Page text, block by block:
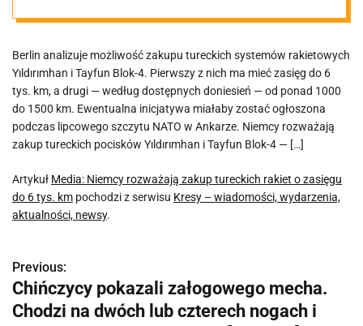
do 6 tys. km
Berlin analizuje możliwość zakupu tureckich systemów rakietowych
Yıldırımhan i Tayfun Blok-4. Pierwszy z nich ma mieć zasięg do 6
tys. km, a drugi — według dostępnych doniesień — od ponad 1000
do 1500 km. Ewentualna inicjatywa miałaby zostać ogłoszona
podczas lipcowego szczytu NATO w Ankarze. Niemcy rozważają
zakup tureckich pocisków Yıldırımhan i Tayfun Blok-4 — […]
Artykuł Media: Niemcy rozważają zakup tureckich rakiet o zasięgu
do 6 tys. km pochodzi z serwisu Kresy – wiadomości, wydarzenia,
aktualności, newsy.
N
a
Previous:
Chińczycy pokazali załogowego mecha.
Chodzi na dwóch lub czterech nogach i